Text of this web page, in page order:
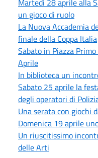
un gioco di ruolo
La Nuova Accademia
finale della Coppa Italia
Sabato in Piazza
Aprile
In biblioteca un
Sabato 25 aprile la
degli operatori di
Una serata con giochi
Domenica 19 aprile
Un riuscitissimo
delle Arti